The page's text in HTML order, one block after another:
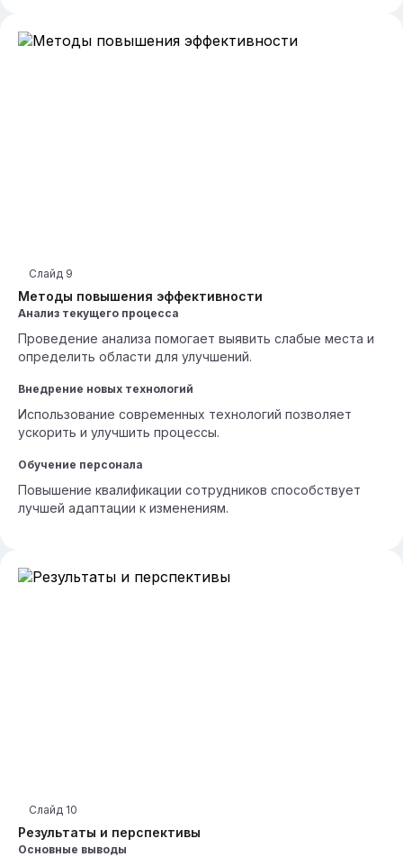
Методы повышения эффективности
Слайд 9
Анализ текущего процесса
Проведение анализа помогает выявить слабые места и
определить области для улучшений.
Внедрение новых технологий
Использование современных технологий позволяет
ускорить и улучшить процессы.
Обучение персонала
Повышение квалификации сотрудников способствует
лучшей адаптации к изменениям.
Результаты и перспективы
Слайд 10
Основные выводы